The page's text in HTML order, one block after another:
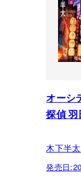
オーシ
探偵 羽
木下半太
発売日: